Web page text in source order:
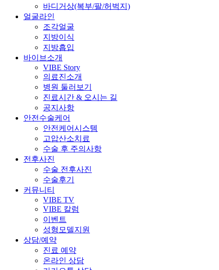
바디거상(복부/팔/허벅지)
얼굴라인
조각얼굴
지방이식
지방흡입
바이브소개
VIBE Story
의료진소개
병원 둘러보기
진료시간 & 오시는 길
공지사항
안전수술케어
안전케어시스템
고압산소치료
수술 후 주의사항
전후사진
수술 전후사진
수술후기
커뮤니티
VIBE TV
VIBE 칼럼
이벤트
성형모델지원
상담/예약
진료 예약
온라인 상담